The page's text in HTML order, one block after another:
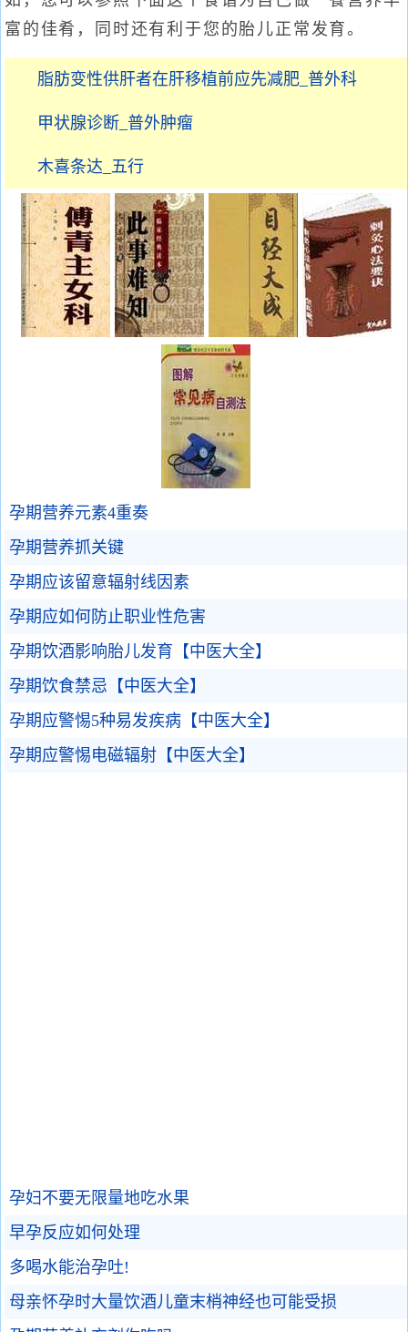
富的佳肴，同时还有利于您的胎儿正常发育。
脂肪变性供肝者在肝移植前应先减肥_普外科
甲状腺诊断_普外肿瘤
木喜条达_五行
孕期营养元素4重奏
孕期营养抓关键
孕期应该留意辐射线因素
孕期应如何防止职业性危害
孕期饮酒影响胎儿发育【中医大全】
孕期饮食禁忌【中医大全】
孕期应警惕5种易发疾病【中医大全】
孕期应警惕电磁辐射【中医大全】
孕妇不要无限量地吃水果
早孕反应如何处理
多喝水能治孕吐!
母亲怀孕时大量饮酒儿童末梢神经也可能受损